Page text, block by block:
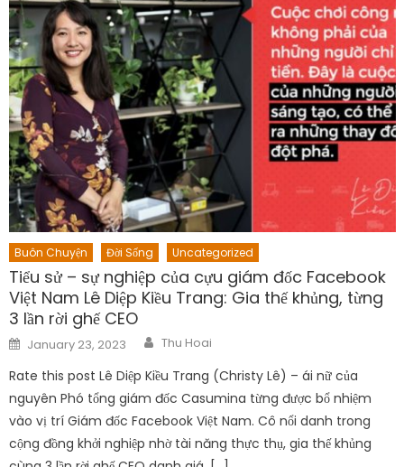
Buôn Chuyện Đời Sống Uncategorized
Tiểu sử – sự nghiệp của cựu giám đốc Facebook
Việt Nam Lê Diệp Kiều Trang: Gia thế khủng, từng
3 lần rời ghế CEO
Posted
on
January 23, 2023 Author
Thu Hoai
Rate this post Lê Diệp Kiều Trang (Christy Lê) – ái nữ của
nguyên Phó tổng giám đốc Casumina từng được bổ nhiệm
vào vị trí Giám đốc Facebook Việt Nam. Cô nổi danh trong
cộng đồng khởi nghiệp nhờ tài năng thực thụ, gia thế khủng